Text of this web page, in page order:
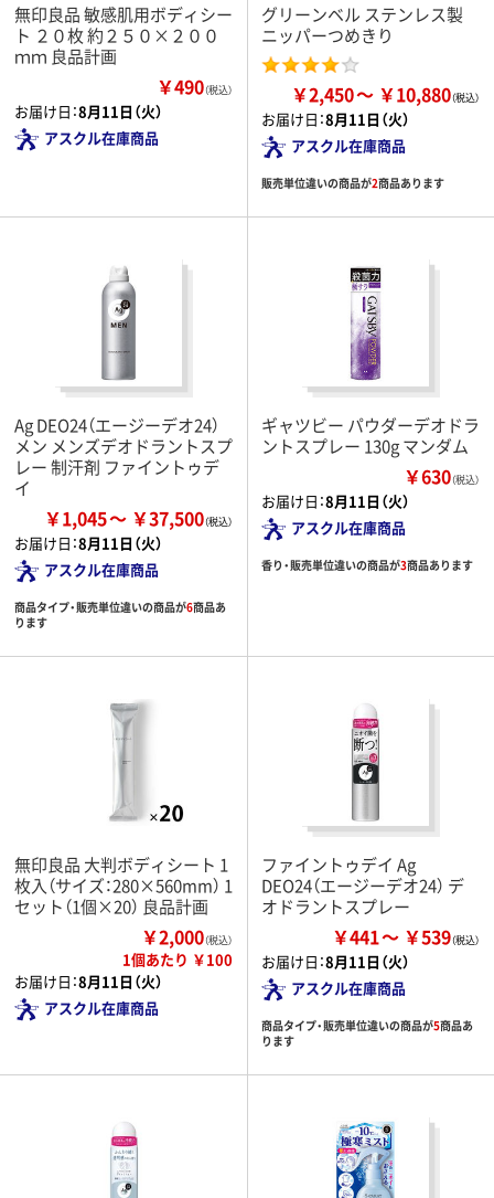
無印良品 敏感肌用ボディシー
ト ２０枚 約２５０×２００
ｍｍ 良品計画
￥490（税込）
お届け日：8月11日（火）
アスクル在庫商品
グリーンベル ステンレス製
ニッパーつめきり
￥2,450 ￥10,880
お届け日：8月11日（火）
アスクル在庫商品
販売単位違いの商品が2商品あります
Ag DEO24（エージーデオ24）
メン メンズデオドラントスプ
レー 制汗剤 ファイントゥデ
イ
￥1,045 ￥37,500
お届け日：8月11日（火）
アスクル在庫商品
商品タイプ・販売単位違いの商品が6商品あ
ります
ギャツビー パウダーデオドラ
ントスプレー 130g マンダム
￥630（税込）
お届け日：8月11日（火）
アスクル在庫商品
香り・販売単位違いの商品が3商品あります
無印良品 大判ボディシート 1
枚入（サイズ：280×560mm） 1
セット（1個×20） 良品計画
￥2,000（税込）
1個あたり ￥100
お届け日：8月11日（火）
アスクル在庫商品
ファイントゥデイ Ag
DEO24（エージーデオ24） デ
オドラントスプレー
￥441 ￥539
お届け日：8月11日（火）
アスクル在庫商品
商品タイプ・販売単位違いの商品が5商品あ
ります